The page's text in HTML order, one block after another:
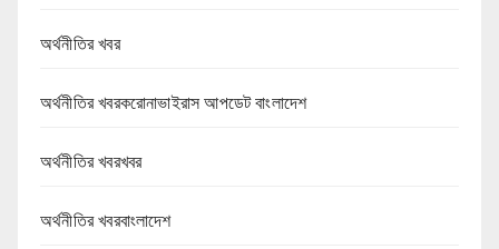
অর্থনীতির খবর
অর্থনীতির খবরকরোনাভাইরাস আপডেট বাংলাদেশ
অর্থনীতির খবরখবর
অর্থনীতির খবরবাংলাদেশ